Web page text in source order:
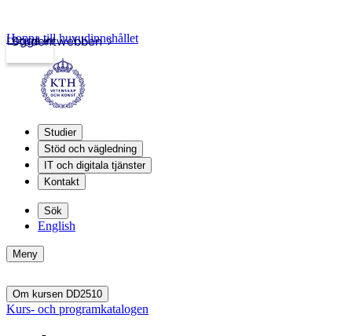
Studentwebben
Logga in
Hoppa till huvudinnehållet
Studier
Stöd och vägledning
IT och digitala tjänster
Kontakt
Sök
English
Meny
Om kursen DD2510
Kurs- och programkatalogen